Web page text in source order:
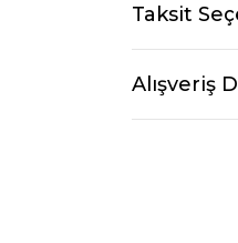
Taksit
Alışveriş